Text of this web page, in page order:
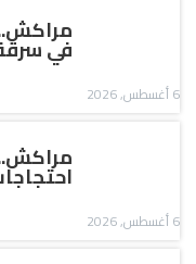
في
6 أغسطس, 2026
مراكش..
6 أغسطس, 2026